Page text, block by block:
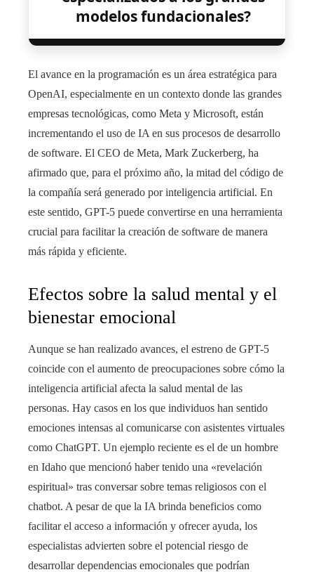
modelos fundacionales?
El avance en la programación es un área estratégica para
OpenAI, especialmente en un contexto donde las grandes
empresas tecnológicas, como Meta y Microsoft, están
incrementando el uso de IA en sus procesos de desarrollo
de software. El CEO de Meta, Mark Zuckerberg, ha
afirmado que, para el próximo año, la mitad del código de
la compañía será generado por inteligencia artificial. En
este sentido, GPT-5 puede convertirse en una herramienta
crucial para facilitar la creación de software de manera
más rápida y eficiente.
Efectos sobre la salud mental y el
bienestar emocional
Aunque se han realizado avances, el estreno de GPT-5
coincide con el aumento de preocupaciones sobre cómo la
inteligencia artificial afecta la salud mental de las
personas. Hay casos en los que individuos han sentido
emociones intensas al comunicarse con asistentes virtuales
como ChatGPT. Un ejemplo reciente es el de un hombre
en Idaho que mencionó haber tenido una «revelación
espiritual» tras conversar sobre temas religiosos con el
chatbot. A pesar de que la IA brinda beneficios como
facilitar el acceso a información y ofrecer ayuda, los
especialistas advierten sobre el potencial riesgo de
desarrollar dependencias emocionales que podrían